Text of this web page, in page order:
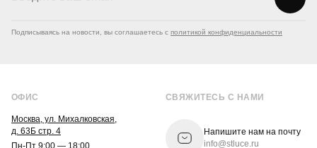
Подписываясь на новости, вы соглашаетесь с политикой конфиденциальности
ОФИС
Москва, ул. Михалковская,
д. 63Б стр. 4
Пн-Пт 9:00 — 18:00
СВЯЖИТЕСЬ С НАМИ
Напишите нам на почту
info@stluce.ru